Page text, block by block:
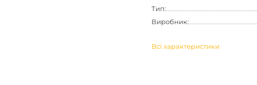
Тип:
Виробник:
Всі характеристики